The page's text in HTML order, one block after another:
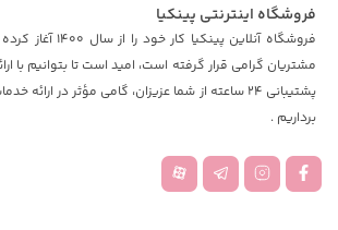
فروشگاه اینترنتی پینکیا
فروشگاه آنلاین
مشتریان گرامی قرار گرفته است، امید است تا بتوانیم با
پشتیبانی 24 ساعته از شما عزیزان، گامی مؤثر در ارائه
برداریم .